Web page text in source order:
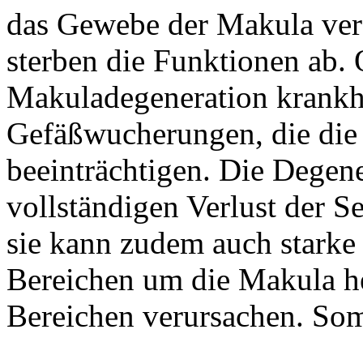
das Gewebe der Makula
sterben die Funktionen ab.
Makuladegeneration
Gefäßwucherungen, die
beeinträchtigen. Die
vollständigen Verlust der
sie kann zudem auch
Bereichen um die Makula
Bereichen verursachen.